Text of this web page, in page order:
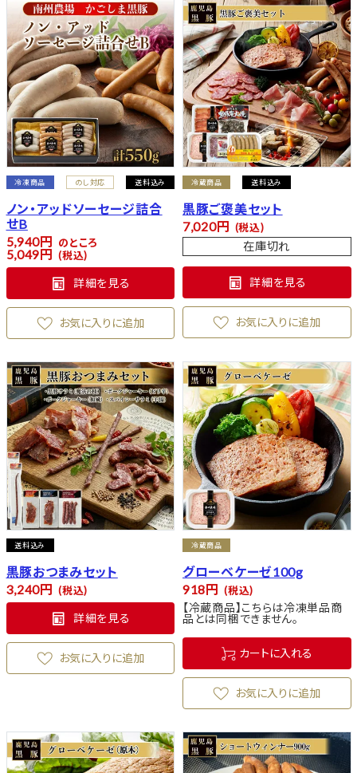
冷凍商品 のし対応 送料込み
ノン・アッドソーセージ詰合
せB
5,940 のところ
5,049 税込
詳細を見る
お気に入りに追加
冷蔵商品 送料込み
黒豚ご褒美セット
7,020 税込
在庫切れ
詳細を見る
お気に入りに追加
送料込み
黒豚おつまみセット
3,240 税込
詳細を見る
お気に入りに追加
冷蔵商品
グローベケーゼ100g
918 税込
【冷蔵商品】こちらは冷凍単品商
品とは同梱できません。
カートに入れる
お気に入りに追加